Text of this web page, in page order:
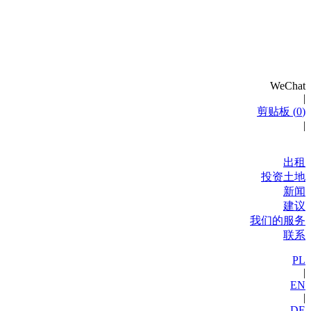
WeChat
|
剪贴板 (0)
|
出租
投资土地
新闻
建议
我们的服务
联系
PL
|
EN
|